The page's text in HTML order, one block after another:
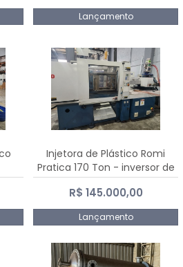
Lançamento
Injetora de Plástico Romi
Pratica 170 Ton - inversor de
frequência NR 12
R$ 145.000,00
Lançamento